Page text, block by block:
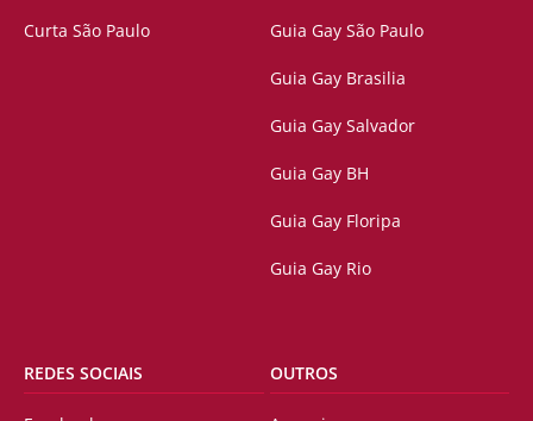
Curta São Paulo Guia Gay São Paulo
Guia Gay Brasilia
Guia Gay Salvador
Guia Gay BH
Guia Gay Floripa
Guia Gay Rio
REDES SOCIAIS OUTROS